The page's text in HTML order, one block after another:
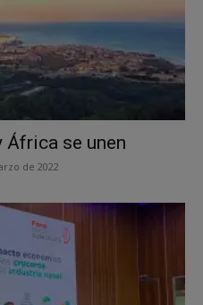
África se unen
de 2022